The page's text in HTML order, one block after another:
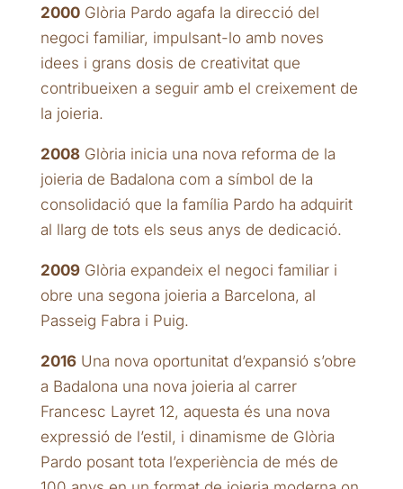
2000Glòria Pardo agafa la direcció del
negoci familiar, impulsant-lo amb noves
idees i grans dosis de creativitat que
contribueixen a seguir amb el creixement de
la joieria.
2008Glòria inicia una nova reforma de la
joieria de Badalona com a símbol de la
consolidació que la família Pardo ha adquirit
al llarg de tots els seus anys de dedicació.
2009Glòria expandeix el negoci familiar i
obre una segona joieria a Barcelona, ​​al
Passeig Fabra i Puig.
2016Una nova oportunitat d’expansió s’obre
a Badalona una nova joieria al carrer
Francesc Layret 12, aquesta és una nova
expressió de l’estil, i dinamisme de Glòria
Pardo posant tota l’experiència de més de